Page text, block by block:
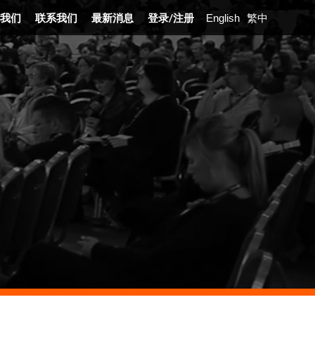
们
沿革
介绍
联系我们 最新消息 登录/注册 English 繁中